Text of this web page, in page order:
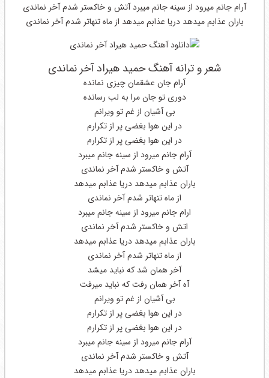
آرام جانم میرود از سینه جانم میبرد آتش و خاکستر شدم آخر نماندی
باران عذابم میدهد دریا عذابم میدهد از ماه تنهاتر شدم آخر نماندی
شعر و ترانه آهنگ حمید هیراد آخر نماندی
آرام جان عشقمان چیزی نمانده
دوری تو جان مرا به لب رسانده
بی آشیان از غم تو ویرانم
در این هوا بغضی پر از تکرارم
در این هوا بغضی پر از تکرارم
آرام جانم میرود از سینه جانم میبرد
آتش و خاکستر شدم آخر نماندی
باران عذابم میدهد دریا عذابم میدهد
از ماه تنهاتر شدم آخر نماندی
ارام جانم میرود از سینه جانم میبرد
اتش و خاکستر شدم آخر نماندی
باران عذابم میدهد دریا عذابم میدهد
از ماه تنهاتر شدم آخر نماندی
آخر همان شد که نباید میشد
آه آخر همان رفت که نباید میرفت
بی آشیان از غم تو ویرانم
در این هوا بغضی پر از تکرارم
در این هوا بغضی پر از تکرارم
آرام جانم میرود از سینه جانم میبرد
آتش و خاکستر شدم آخر نماندی
باران عذابم میدهد دریا عذابم میدهد